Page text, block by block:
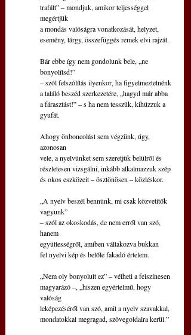
trafált” – mondjuk, amikor teljességgel
megértjük
a mondás valóságra vonatkozását, helyzet,
esemény, tárgy, összefüggés remek elvi rajzát.
Bár ebbe így nem gondolunk bele, „ne
bonyolítsd!”
– szól felszólítás ilyenkor, ha figyelmeztetnénk
a találó beszéd szerkezetére, „hagyd már abba
a fárasztást!” – s ha nem tesszük, kihúzzuk a
gyufát.
Ahogy önboncolást sem végzünk, úgy,
azonosan
vele, a nyelvünket sem szeretjük belülről és
részletesen vizsgálni, inkább alkalmazzuk szép
és okos eszközeit – ösztönösen – közléskor.
„A nyelv beszél bennünk, mi csak közvetítők
vagyunk”
– szól az okoskodás, de nem erről van szó,
hanem
együttességről, amiben váltakozva bukkan
fel nyelvi kép és belőle fakadó értelem.
„Nem oly bonyolult ez” – vélheti a felszínesen
magyarázó –, „hiszen egyértelmű, hogy
valóság
leképezéséről van szó, amit a nyelv szavakkal,
mondatokkal megragad, szövegoldalra kerül.”